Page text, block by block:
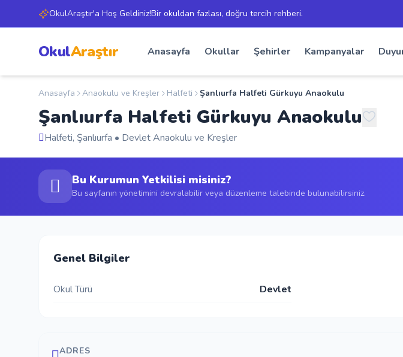
OkulAraştır'a Hoş Geldiniz!Bir okuldan fazlası, doğru tercih rehberi.
OkulAraştır Anasayfa Okullar Şehirler Kampanyalar
Anasayfa Anaokulu ve Kreşler Halfeti Şanlıurfa Halfeti Gürkuyu Anaokulu
Şanlıurfa Halfeti Gürkuyu Anaokulu
Halfeti, Şanlıurfa • Devlet Anaokulu ve Kreşler
Bu Kurumun Yetkilisi misiniz?
Bu sayfanın yönetimini devralabilir veya düzenleme talebinde bulunabilirsiniz.
Genel Bilgiler
Okul Türü Devlet
ADRES